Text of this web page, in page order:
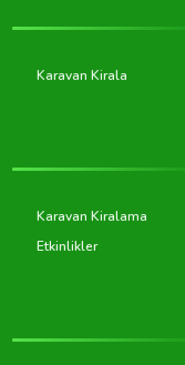
Karavan Kirala
Karavan Kiralama
Etkinlikler